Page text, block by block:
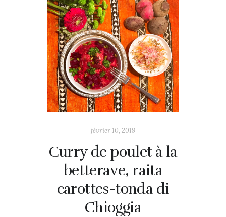
février 10, 2019
Curry de poulet à la
betterave, raita
carottes-tonda di
Chioggia